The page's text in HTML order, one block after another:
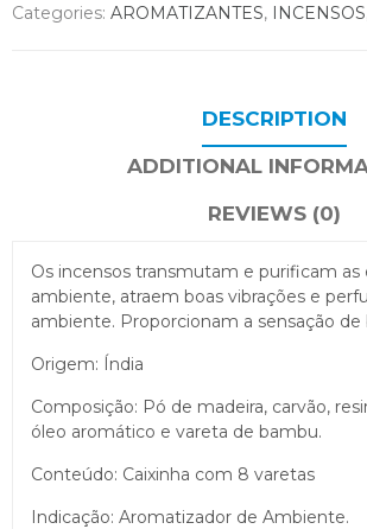
Categories: AROMATIZANTES, INCENSOS
DESCRIPTION
ADDITIONAL
REVIEWS (0)
Os incensos transmutam e purificam as
ambiente, atraem boas vibrações e
ambiente. Proporcionam a sensação de
Origem: Índia
Composição: Pó de madeira, carvão,
óleo aromático e vareta de bambu.
Conteúdo: Caixinha com 8 varetas
Indicação: Aromatizador de Ambiente.